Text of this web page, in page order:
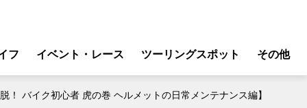
フ イベント・レース ツーリングスポット その他
バイク初心者 虎の巻 ヘルメットの日常メンテナンス編】